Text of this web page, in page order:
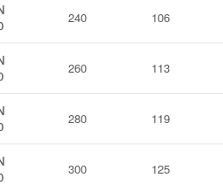
240 106
260 113
280 119
300 125